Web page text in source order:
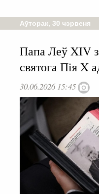
Аўторак, 30 чэрвеня
Папа Леў XIV
святога Пія X
30.06.2026 15:45